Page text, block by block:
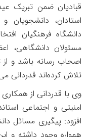
قبادیان ضمن تبریک
استادان، دانشجویان
دانشگاه فرهنگیان
مسئولان دانشگاهی،
اصحاب رسانه باشد و از
تلاش کرده‌اند قدردانی
وی با قدردانی از
امنیتی و اجتماعی
افزود: پیگیری مسائل